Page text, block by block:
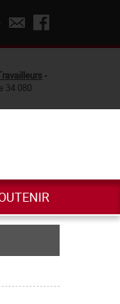
-
34 080